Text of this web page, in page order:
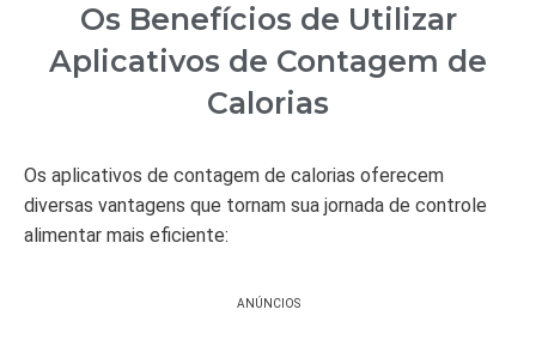
Os Benefícios de Utilizar
Aplicativos de Contagem de
Calorias
Os aplicativos de contagem de calorias oferecem
diversas vantagens que tornam sua jornada de controle
alimentar mais eficiente:
ANÚNCIOS